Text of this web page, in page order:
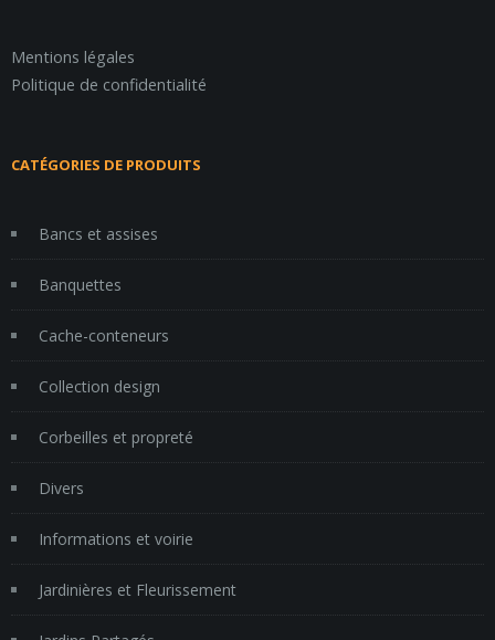
Mentions légales
Politique de confidentialité
CATÉGORIES DE PRODUITS
Bancs et assises
Banquettes
Cache-conteneurs
Collection design
Corbeilles et propreté
Divers
Informations et voirie
Jardinières et Fleurissement